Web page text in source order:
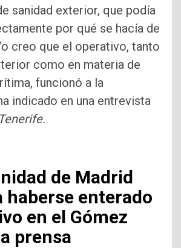
sanidad exterior, que podía
por qué se hacía de
creo que el operativo, tanto
como en materia de
funcionó a la
indicado en una entrevista
de Madrid
haberse enterado
en el Gómez
prensa